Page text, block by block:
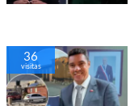
36
visitas